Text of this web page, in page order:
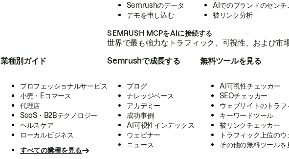
Semrushのデータ
デモを申し込む
AIでのブランドのセンチ
被リンク分析
SEMRUSH MCPをAIに接続する
世界で最も強力なトラフィック、可視性、および
業種別ガイド
プロフェッショナルサービス
小売・Eコマース
代理店
SaaS・B2Bテクノロジー
ヘルスケア
ローカルビジネス
すべての業種を見る
Semrushで成長する
ブログ
ナレッジベース
アカデミー
成功事例
AI可視性インデックス
ウェビナー
ニュース
無料ツールを見る
AI可視性チェッカー
SEOチェッカー
ウェブサイトのトラ
キーワードツール
被リンクチェッカー
トラフィック上位の
その他の無料ツールを